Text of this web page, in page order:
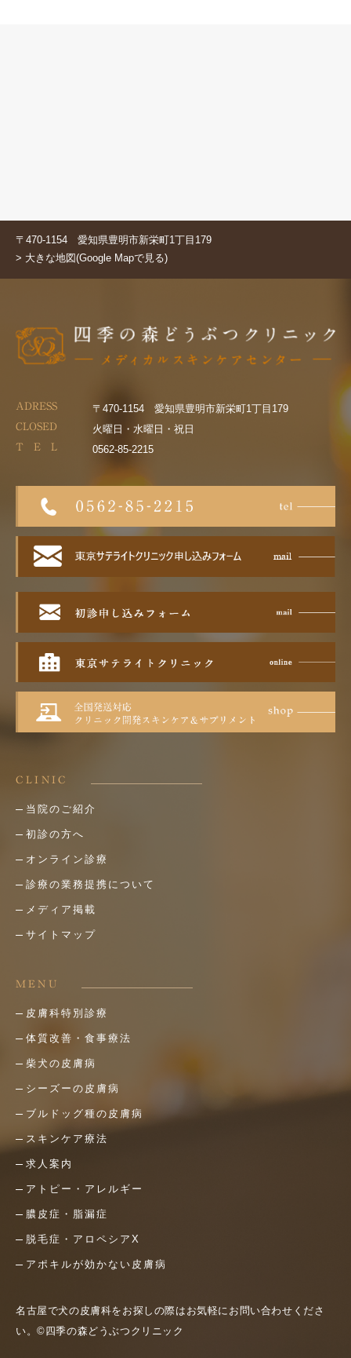
〒470-1154 愛知県豊明市新栄町1丁目179
> 大きな地図(Google Mapで見る)
ADRESS 〒470-1154 愛知県豊明市新栄町1丁目179
CLOSED 火曜日・水曜日・祝日
T E L 0562-85-2215
CLINIC
当院のご紹介
初診の方へ
オンライン診療
診療の業務提携について
メディア掲載
サイトマップ
MENU
皮膚科特別診療
体質改善・食事療法
柴犬の皮膚病
シーズーの皮膚病
ブルドッグ種の皮膚病
スキンケア療法
求人案内
アトピー・アレルギー
膿皮症・脂漏症
脱毛症・アロペシアX
アポキルが効かない皮膚病
名古屋で犬の皮膚科をお探しの際はお気軽にお問い合わせくださ
い。©四季の森どうぶつクリニック